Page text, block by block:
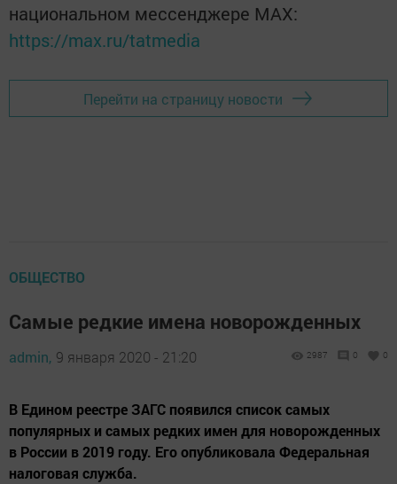
национальном мессенджере MАХ:
https://max.ru/tatmedia
Перейти на страницу новости
ОБЩЕСТВО
Самые редкие имена новорожденных
admin, 9 января 2020 - 21:20 2987 0 0
В Едином реестре ЗАГС появился список самых
популярных и самых редких имен для новорожденных
в России в 2019 году. Его опубликовала Федеральная
налоговая служба.